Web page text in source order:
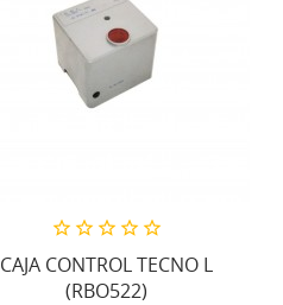
CAJA CONTROL TECNO L
(RBO522)